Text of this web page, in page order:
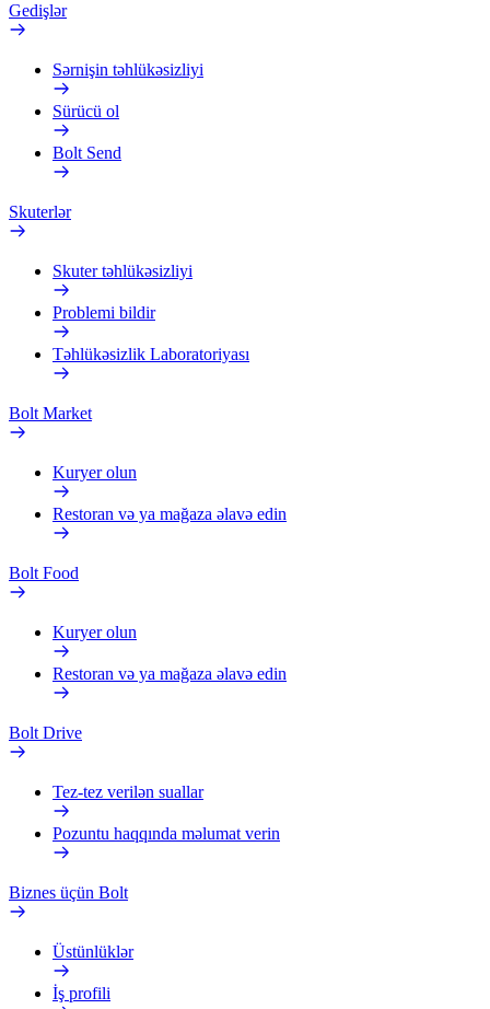
Gedişlər
Sərnişin təhlükəsizliyi
Sürücü ol
Bolt Send
Skuterlər
Skuter təhlükəsizliyi
Problemi bildir
Təhlükəsizlik Laboratoriyası
Bolt Market
Kuryer olun
Restoran və ya mağaza əlavə edin
Bolt Food
Kuryer olun
Restoran və ya mağaza əlavə edin
Bolt Drive
Tez-tez verilən suallar
Pozuntu haqqında məlumat verin
Biznes üçün Bolt
Üstünlüklər
İş profili